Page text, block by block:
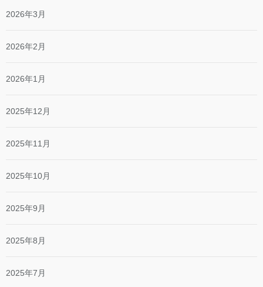
2026年3月
2026年2月
2026年1月
2025年12月
2025年11月
2025年10月
2025年9月
2025年8月
2025年7月